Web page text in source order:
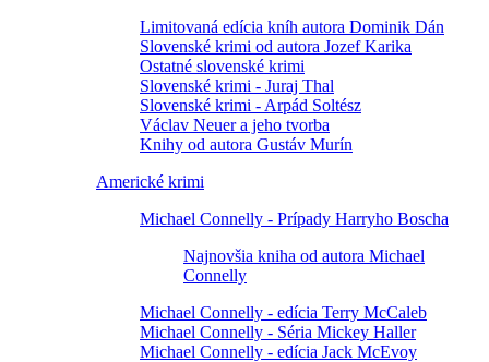
Limitovaná edícia kníh autora Dominik Dán
Slovenské krimi od autora Jozef Karika
Ostatné slovenské krimi
Slovenské krimi - Juraj Thal
Slovenské krimi - Arpád Soltész
Václav Neuer a jeho tvorba
Knihy od autora Gustáv Murín
Americké krimi
Michael Connelly - Prípady Harryho Boscha
Najnovšia kniha od autora Michael
Connelly
Michael Connelly - edícia Terry McCaleb
Michael Connelly - Séria Mickey Haller
Michael Connelly - edícia Jack McEvoy